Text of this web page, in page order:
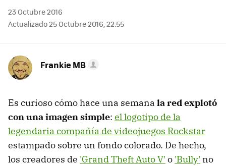
23 Octubre 2016
Actualizado 25 Octubre 2016, 22:55
Frankie MB
Es curioso cómo hace una semana la red explotó
con una imagen simple: el logotipo de la
legendaria compañía de videojuegos Rockstar
estampado sobre un fondo colorado. De hecho,
los creadores de 'Grand Theft Auto V' o 'Bully' no